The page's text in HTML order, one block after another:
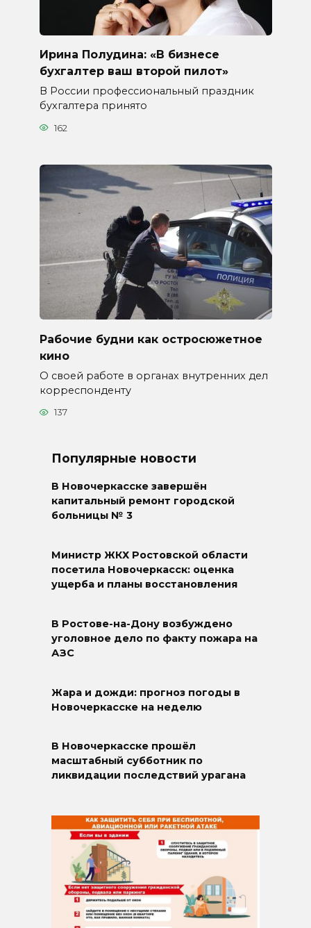
Ирина Полудина: «В бизнесе
бухгалтер ваш второй пилот»
В России профессиональный праздник
бухгалтера принято
162
Рабочие будни как остросюжетное
кино
О своей работе в органах внутренних дел
корреспонденту
137
Популярные новости
В Новочеркасске завершён
капитальный ремонт городской
больницы № 3
Министр ЖКХ Ростовской области
посетила Новочеркасск: оценка
ущерба и планы восстановления
В Ростове-на-Дону возбуждено
уголовное дело по факту пожара на
АЗС
Жара и дожди: прогноз погоды в
Новочеркасске на неделю
В Новочеркасске прошёл
масштабный субботник по
ликвидации последствий урагана